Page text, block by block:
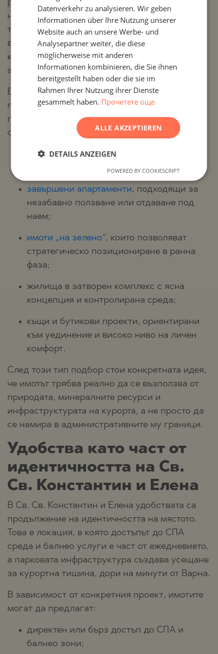
регулации създават условия, при които
новите проекти са сравнително малко и
трябва да отговарят на високи изисквания за
вписване в средата. Това прави всеки
качествен проект по дефиниция ексклузивен,
а не просто „поредна нова сграда“.
В портфолиото на Stonehard Premier могат да
присъстват следните типове предложения,
подбрани според реалната им добавена
стойност:
нови апартаменти в съвременни сгради,
разположени в паркова среда;
завършени апартаменти, подходящи за
незабавно ползване или отдаване под
наем;
имоти „на зелено“, които позволяват
стратегическо позициониране в ранна
фаза;
жилища в затворен комплекс с ясна
концепция и контролирана среда;
къщи и бутикови проекти, ориентирани
към уединение и високо ниво на личен
комфорт.
След този тип подбор стои конкретната идея,
че имотът трябва реално да се възползва от
природата, минералните ресурси и
инфраструктурата на курорта, а не просто да
се намира в административните му граници.
Удобства като част от
идентичността на Св.
Св. Константин и Елена
В Св. Св. Константин и Елена удобствата са
продължение на идентичността на мястото.
Това е локация, в която достъпът до СПА
среда и балнео услуги е част от ежедневието,
а парковата инфраструктура създава усещане
за курортна тишина, дори на минути от Варна.
В зависимост от конкретния проект, имотите
могат да предлагат:
директен или бърз достъп до СПА и
балнео зони;
GERMAN
FRENCH
ROMANIAN
Datenverkehr zu analysieren. Wir geben
Informationen über Ihre Nutzung unserer
Website auch an unsere Werbe- und
Analysepartner weiter, die diese
möglicherweise mit anderen
Informationen kombinieren, die Sie ihnen
bereitgestellt haben oder die sie im
Rahmen Ihrer Nutzung ihrer Dienste
gesammelt haben. Прочетете още
ALLE AKZEPTIEREN
DETAILS ANZEIGEN
POWERED BY COOKIESCRIPT